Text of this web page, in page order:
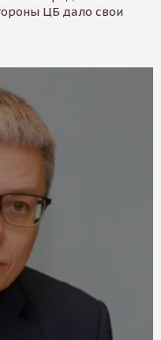
ЦБ дало свои